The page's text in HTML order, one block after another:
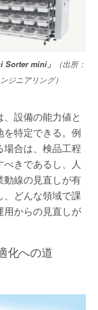
Sorter mini」
（出所：
ジニアリング）
設備の能力値と
特定できる。例
場合は、検品工程
きであるし、人
動線の見直しが有
どんな領域で課
用からの見直しが
化への道